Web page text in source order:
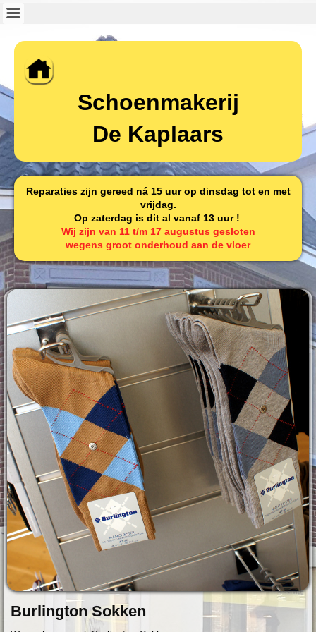
Schoenmakerij
De Kaplaars
Reparaties zijn gereed ná 15 uur op dinsdag tot en met
vrijdag.
Op zaterdag is dit al vanaf 13 uur !
Wij zijn van 11 t/m 17 augustus gesloten
wegens groot onderhoud aan de vloer
Burlington Sokken